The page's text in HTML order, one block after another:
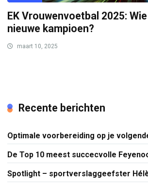
EK Vrouwenvoetbal 2025:
nieuwe kampioen?
maart 10, 2025
Recente berichten
Optimale voorbereiding op je
De Top 10 meest succecvolle
Spotlight – sportverslaggeefster